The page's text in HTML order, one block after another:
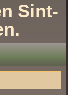
Sint-